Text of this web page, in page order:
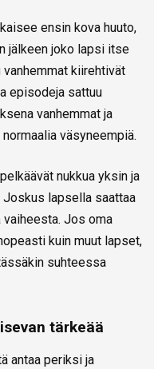
ensin kova huuto,
jälkeen joko lapsi itse
kiirehtivät
episodeja sattuu
vanhemmat ja
väsyneempiä.
nukkua yksin ja
Joskus lapsella saattaa
vaiheesta. Jos oma
kuin muut lapset,
suhteessa
tärkeää
antaa periksi ja